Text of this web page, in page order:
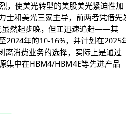
，使美光转型的美股美光紧迫性加
士和美光三家主导，前两者凭借先
虽然起步晚，但正迅速追赶——其
2024年的10-16%，并计划在2025
离消费业务的选择，实际上是通过
集中在HBM4/HBM4E等先进产品